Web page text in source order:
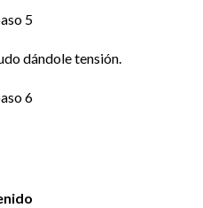
dándole tensión.